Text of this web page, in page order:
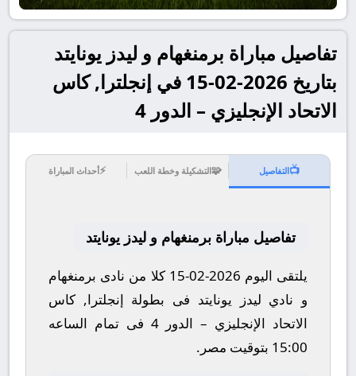
تفاصيل مباراة برمنغهام و ليدز يونايتد
بتاريخ 2026-02-15 في إنجلترا, كاس
الاتحاد الإنجليزي – الدور 4
📺التفاصيل 🧩التشكيلة وخطة اللعب ⚡أحداث المباراة
تفاصيل مباراة برمنغهام و ليدز يونايتد
يلتقى اليوم 2026-02-15 كلا من نادى برمنغهام
و نادي ليدز يونايتد فى بطولة إنجلترا, كاس
الاتحاد الإنجليزي – الدور 4 فى تمام الساعه
15:00 بتوقيت مصر.